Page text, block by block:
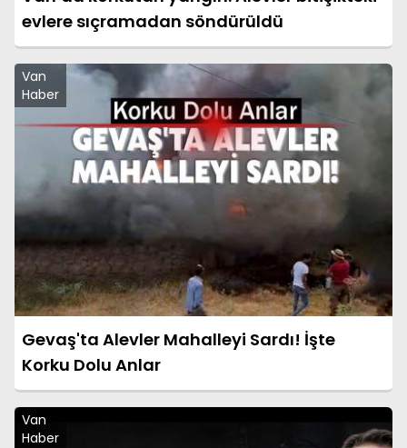
evlere sıçramadan söndürüldü
Van
Haber
Gevaş'ta Alevler Mahalleyi Sardı! İşte
Korku Dolu Anlar
Van
Haber